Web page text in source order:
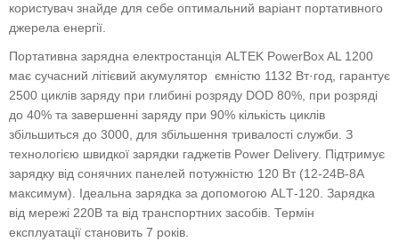
користувач знайде для себе оптимальний варіант портативного
джерела енергії.
Портативна зарядна електростанція ALTEK PowerBox AL 1200
має сучасний літієвий акумулятор ємністю 1132 Вт·год, гарантує
2500 циклів заряду при глибині розряду DOD 80%, при розряді
до 40% та завершенні заряду при 90% кількість циклів
збільшиться до 3000, для збільшення тривалості служби. З
технологією швидкої зарядки гаджетів Power Delivery. Підтримує
зарядку від сонячних панелей потужністю 120 Вт (12-24В-8А
максимум). Ідеальна зарядка за допомогою ALТ-120 . Зарядка
від мережі 220В та від транспортних засобів. Термін
експлуатації становить 7 років.